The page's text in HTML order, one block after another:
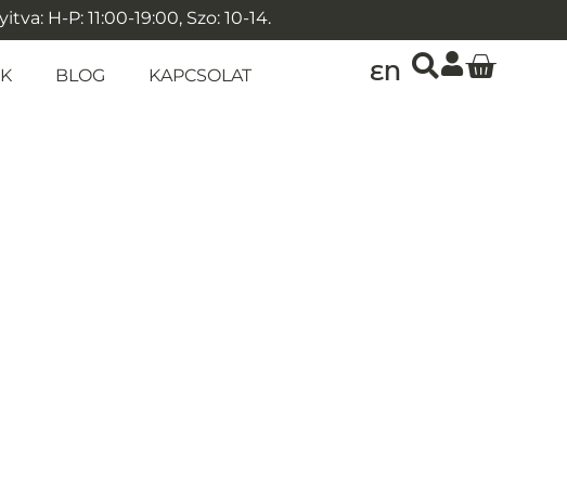
H-P: 11:00-19:00, Szo: 10-14.
BLOG KAPCSOLAT EN